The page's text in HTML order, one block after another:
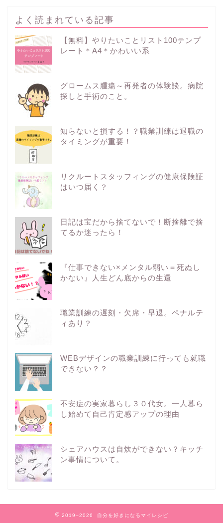
よく読まれている記事
【無料】やりたいことリスト100テンプ
レート＊A4＊かわいい系
グロームス腫瘍～再発者の体験談。病院
探しと手術のこと。
知らないと損する！？職業訓練は退職の
タイミングが重要！
リクルートスタッフィングの健康保険証
はいつ届く？
日記は宝だから捨てないで！断捨離で捨
てるか迷ったら！
『仕事できない×メンタル弱い＝死ぬし
かない』人生どん底からの生還
職業訓練の遅刻・欠席・早退。ペナルテ
ィあり？
WEBデザインの職業訓練に行っても就職
できない？？
不安症の実家暮らし３０代女。一人暮ら
し始めて自己肯定感アップの理由
シェアハウスは自炊ができない？キッチ
ン事情について。
2019–2026 自分を好きになるマイレシピ